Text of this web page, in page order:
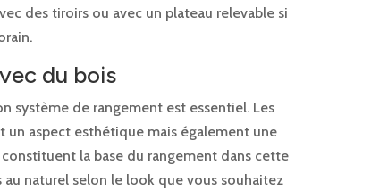
des tiroirs ou avec un plateau relevable si
du bois
système de rangement est essentiel. Les
aspect esthétique mais également une
constituent la base du rangement dans cette
naturel selon le look que vous souhaitez